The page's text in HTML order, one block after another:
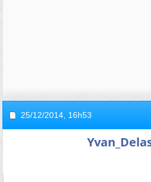
25/12/2014, 16h53